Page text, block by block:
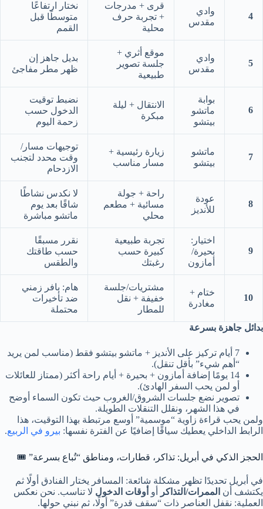
4
وادي
مقدس
قرى + مدرجات
+ تجربة حرف
محلية
نختار ارتفاعًا
متوسطًا قبل
القمم
5
وادي
مقدس
موقع أثري +
جلسة تصوير
طبيعية
بديل جاهز إن
ظهر مطر مفاجئ
6
بوابة
ماتشو
بيتشو
الانتقال + ليلة
مبكرة
نضبط توقيت
الدخول حسب
زحمة اليوم
7
ماتشو
بيتشو
زيارة رئيسية +
مسار مناسب
توجيهات مسار/
وقت محدد لتجنب
الازدحام
8
عودة
للأنديز
راحة + جولة
مسائية + مطعم
محلي
لا نكدس نشاطًا
شاقًا بعد يوم
ماتشو مباشرة
9
اختيار:
بحيرة/
أمازون
تجربة طبيعية
كبيرة حسب
رغبتك
نقرر مسبقًا
حسب طاقتك
والطقس
10
ختام +
مغادرة
مشتريات/جلسة
خفيفة + نقل
للمطار
هام: بافر زمني
ضد تأخيرات
محتملة
بدائل جاهزة بسرعة
7 أيام
تركيز على الأنديز + ماتشو بيتشو فقط (مناسب لمن يريد
“أهم شيء” بأقل تنقل).
14 يومًا
إضافة أمازون + بحيرة + أيام راحة أكثر (ممتاز للعائلات
أو لمن يحب السفر الهادئ).
تصوير نضع جلسات الشروق/الغروب حيث تكون السماء أوضح
في هذا الشهر، ونقلل التنقلات الطويلة.
ولمن يحب قراءة زاوية “موسمية” أوسع مرتبطة بهذا التوقيت، هذا
الرابط الداخلي يعطيك سياقًا إضافيًا عن الفترة نفسها: بيرو في الربيع.
الحجز الذكي في أبريل: تذاكر، قطارات، ومناطق “تُباع بسرعة” 🎟️
في أبريل تحديدًا تظهر مشكلة شائعة: المسافر يختار الفنادق أولًا ثم
يكتشف أن الممرات/التذاكر أو أوقات الدخول لا تناسب. نحن نعكس
العملية: نقفل العناصر ذات “سقف قدرة” أولًا، ثم نبني حولها.